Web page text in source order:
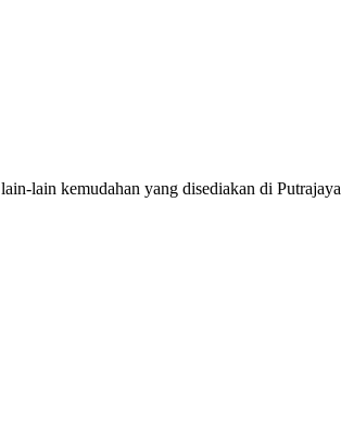
lain kemudahan yang disediakan di Putrajaya